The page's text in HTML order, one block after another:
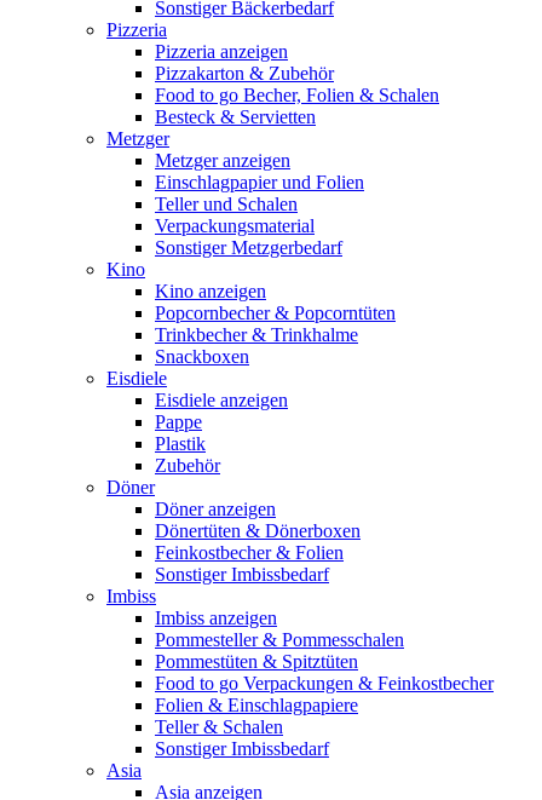
Sonstiger Bäckerbedarf
Pizzeria
Pizzeria anzeigen
Pizzakarton & Zubehör
Food to go Becher, Folien & Schalen
Besteck & Servietten
Metzger
Metzger anzeigen
Einschlagpapier und Folien
Teller und Schalen
Verpackungsmaterial
Sonstiger Metzgerbedarf
Kino
Kino anzeigen
Popcornbecher & Popcorntüten
Trinkbecher & Trinkhalme
Snackboxen
Eisdiele
Eisdiele anzeigen
Pappe
Plastik
Zubehör
Döner
Döner anzeigen
Dönertüten & Dönerboxen
Feinkostbecher & Folien
Sonstiger Imbissbedarf
Imbiss
Imbiss anzeigen
Pommesteller & Pommesschalen
Pommestüten & Spitztüten
Food to go Verpackungen & Feinkostbecher
Folien & Einschlagpapiere
Teller & Schalen
Sonstiger Imbissbedarf
Asia
Asia anzeigen